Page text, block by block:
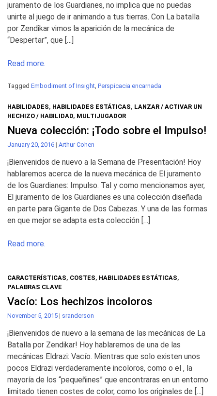
juramento de los Guardianes, no implica que no puedas
unirte al juego de ir animando a tus tierras. Con La batalla
por Zendikar vimos la aparición de la mecánica de
“Despertar”, que […]
Read more.
Tagged Embodiment of Insight, Perspicacia encarnada
HABILIDADES, HABILIDADES ESTÁTICAS, LANZAR / ACTIVAR UN
HECHIZO / HABILIDAD, MULTIJUGADOR
Nueva colección: ¡Todo sobre el Impulso!
January 20, 2016 | Arthur Cohen
¡Bienvenidos de nuevo a la Semana de Presentación! Hoy
hablaremos acerca de la nueva mecánica de El juramento
de los Guardianes: Impulso. Tal y como mencionamos ayer,
El juramento de los Guardianes es una colección diseñada
en parte para Gigante de Dos Cabezas. Y una de las formas
en que mejor se adapta esta colección […]
Read more.
CARACTERÍSTICAS, COSTES, HABILIDADES ESTÁTICAS,
PALABRAS CLAVE
Vacío: Los hechizos incoloros
November 5, 2015 | sranderson
¡Bienvenidos de nuevo a la semana de las mecánicas de La
Batalla por Zendikar! Hoy hablaremos de una de las
mecánicas Eldrazi: Vacío. Mientras que solo existen unos
pocos Eldrazi verdaderamente incoloros, como o el , la
mayoría de los “pequeñines” que encontraras en un entorno
limitado tienen costes de color, como los originales de […]